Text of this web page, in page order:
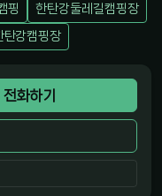
핑
한탄강둘레길캠핑장
탄강캠핑장
화하기